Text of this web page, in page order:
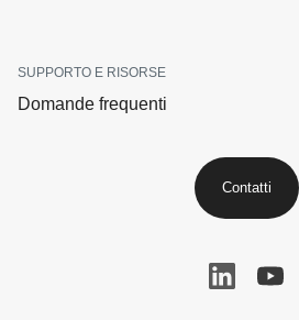
SUPPORTO E RISORSE
Domande frequenti
Contatti